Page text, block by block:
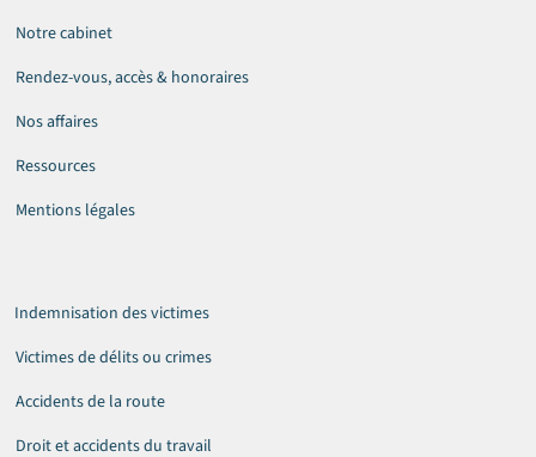
Notre cabinet
Rendez-vous, accès & honoraires
Nos affaires
Ressources
Mentions légales
Indemnisation des victimes
Victimes de délits ou crimes
Accidents de la route
Droit et accidents du travail